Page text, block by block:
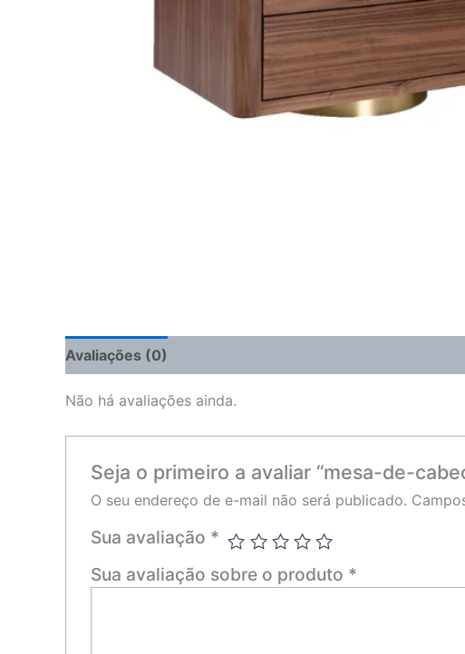
Avaliações (0)
Não há avaliações ainda.
Seja o primeiro a avaliar “mesa-de-
O seu endereço de e-mail não será publicado.
Sua avaliação *
Sua avaliação sobre o produto *